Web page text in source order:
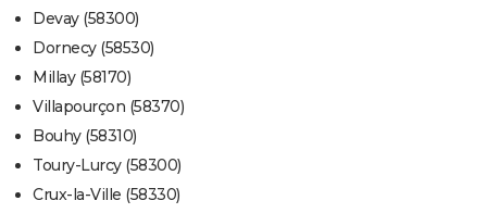
Devay (58300)
Dornecy (58530)
Millay (58170)
Villapourçon (58370)
Bouhy (58310)
Toury-Lurcy (58300)
Crux-la-Ville (58330)